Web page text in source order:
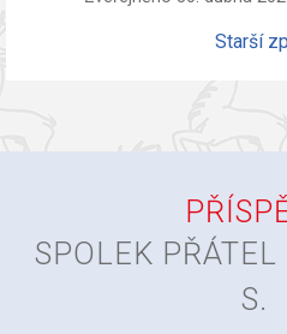
Starší
SPOLEK
S.